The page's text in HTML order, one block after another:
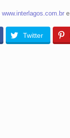
www.interlagos.com.bre
Twitter